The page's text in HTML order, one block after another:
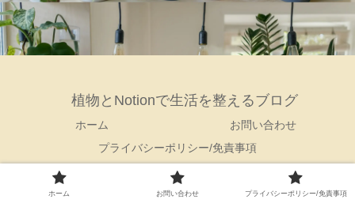
植物とNotionで生活を整えるブログ
ホーム
お問い合わせ
プライバシーポリシー/免責事項
© 2025 植物とNotionで生活を整えるブログ.
ホーム お問い合わせ プライバシーポリシー/免責事項